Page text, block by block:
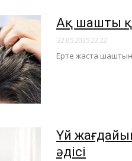
Ақ шашты
22.05.2025 22:22
Ерте жаста
​Үй
әдісі